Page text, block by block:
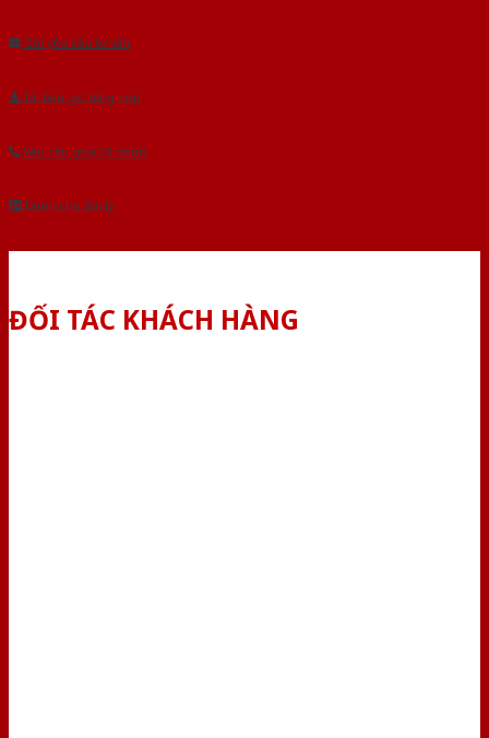
Gửi yêu cầu tư vấn
Tải báo giá tổng hợp
Yêu cầu gọi lại (3 phút)
Dành cho đại lý
ĐỐI TÁC KHÁCH HÀNG